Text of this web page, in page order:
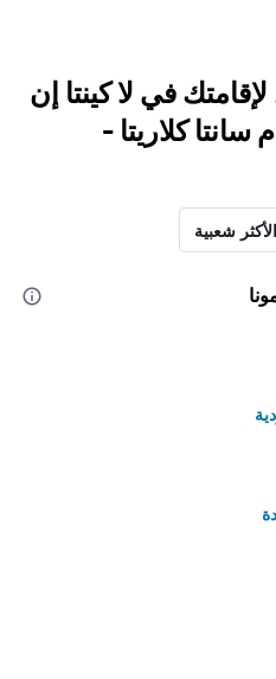
في لا كينتا إن
كلاريتا -
شعبية